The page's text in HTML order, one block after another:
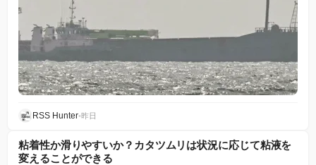
RSS Hunter•昨日
粘着性か滑りやすいか？カタツムリは状況に応じて粘液を
変えることができる